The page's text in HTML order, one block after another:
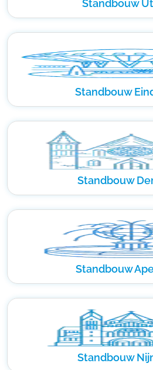
Standbouw
Standbouw
Standbouw
Standbouw
Standbouw